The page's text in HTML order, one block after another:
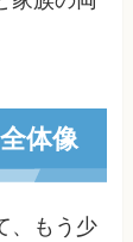
体像
、もう少